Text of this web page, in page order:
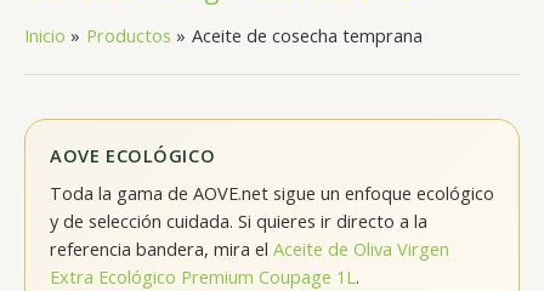
Inicio Productos Aceite de cosecha temprana
AOVE ECOLÓGICO
Toda la gama de AOVE.net sigue un enfoque ecológico
y de selección cuidada. Si quieres ir directo a la
referencia bandera, mira el Aceite de Oliva Virgen
Extra Ecológico Premium Coupage 1L.